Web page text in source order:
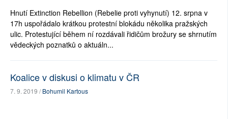
Hnutí Extinction Rebellion (Rebelie proti vyhynutí) 12. srpna v
17h uspořádalo krátkou protestní blokádu několika pražských
ulic. Protestující během ní rozdávali řidičům brožury se shrnutím
vědeckých poznatků o aktuáln...
Koalice v diskusi o klimatu v ČR
7. 9. 2019 /Bohumil Kartous